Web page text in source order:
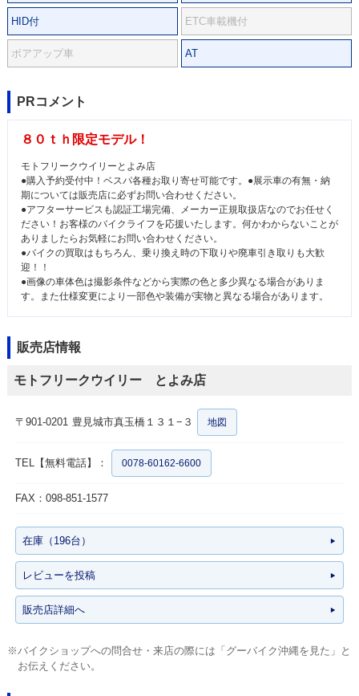
HID付 ETC車載機付
ボアアップ車 AT
PRコメント
８０ｔｈ限定モデル！
モトフリークウイリーとよみ店
●購入予約受付中！ベスパ各種お取り寄せ可能です。●展示車の有無・納
期については販売店に必ずお問い合わせください。
●アフターサービスも認証工場完備、メーカー正規取扱店なのでお任せく
ださい！お客様のバイクライフを応援いたします。何かわからないことが
ありましたらお気軽にお問い合わせください。
●バイクの買取はもちろん、乗り換え時の下取りや廃車引き取りも大歓
迎！！
●画像の車体色は撮影条件などから実際の色と多少異なる場合がありま
す。また仕様変更により一部色や装備が実物と異なる場合があります。
販売店情報
モトフリークウイリー とよみ店
〒901-0201 豊見城市真玉橋１３１−３ 地図
TEL【無料電話】： 0078-60162-6600
FAX：098-851-1577
在庫（196台）
レビューを投稿
販売店詳細へ
※バイクショップへの問合せ・来店の際には「グーバイク沖縄を見た」と
お伝えください。